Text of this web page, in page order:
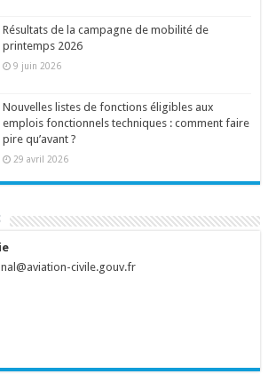
Résultats de la campagne de mobilité de
printemps 2026
9 juin 2026
Nouvelles listes de fonctions éligibles aux
emplois fonctionnels techniques : comment faire
pire qu’avant ?
29 avril 2026
civile.gouv.fr